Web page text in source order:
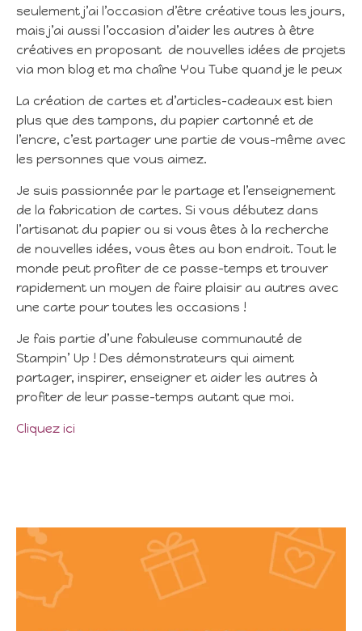
seulement j’ai l’occasion d’être créative tous les jours,
mais j’ai aussi l’occasion d’aider les autres à être
créatives en proposant de nouvelles idées de projets
via mon blog et ma chaîne You Tube quand je le peux
La création de cartes et d’articles-cadeaux est bien
plus que des tampons, du papier cartonné et de
l’encre, c’est partager une partie de vous-même avec
les personnes que vous aimez.
Je suis passionnée par le partage et l’enseignement
de la fabrication de cartes. Si vous débutez dans
l’artisanat du papier ou si vous êtes à la recherche
de nouvelles idées, vous êtes au bon endroit. Tout le
monde peut profiter de ce passe-temps et trouver
rapidement un moyen de faire plaisir au autres avec
une carte pour toutes les occasions !
Je fais partie d’une fabuleuse communauté de
Stampin’ Up ! Des démonstrateurs qui aiment
partager, inspirer, enseigner et aider les autres à
profiter de leur passe-temps autant que moi.
Cliquez ici